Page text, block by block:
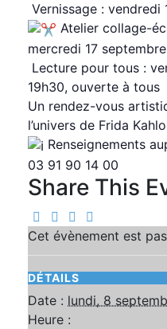
Vernissage : vendredi
Atelier collage-
mercredi 17
Lecture pour tous :
19h30, ouverte à tous
Un rendez-vous
l’univers de Frida Kahlo
Renseignements
03 91 90 14 00
Share This
Cet évènement est
DÉTAILS
Date : lundi, 8
Heure :